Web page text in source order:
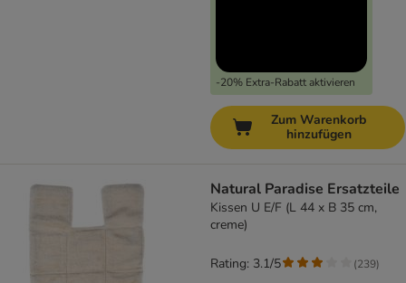
-20% Extra-Rabatt aktivieren
Zum Warenkorb
hinzufügen
Natural Paradise Ersatzteile
Kissen U E/F (L 44 x B 35 cm,
creme)
Rating: 3.1/5 (239)